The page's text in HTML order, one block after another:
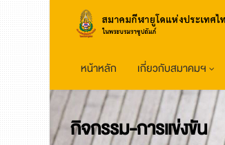
หน้าหลัก เกี่ยวกับสมาคมฯ
กิจกรรม-การแข่งขัน